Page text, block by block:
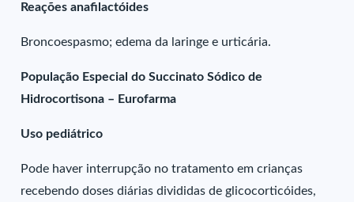
Reações anafilactóides
Broncoespasmo; edema da laringe e urticária.
População Especial do Succinato Sódico de
Hidrocortisona – Eurofarma
Uso pediátrico
Pode haver interrupção no tratamento em crianças
recebendo doses diárias divididas de glicocorticóides,